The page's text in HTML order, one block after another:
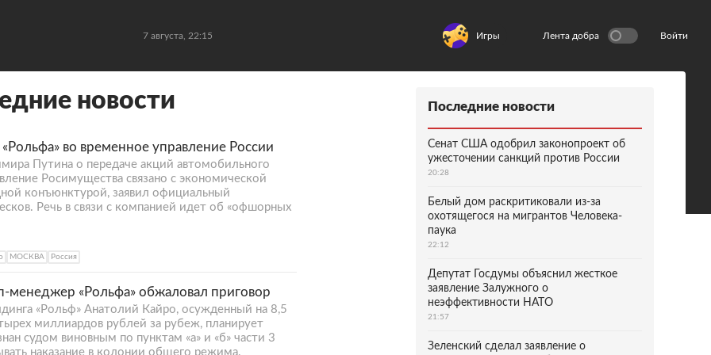
7 августа, 22:15 Игры Лента добра Войти
новости
во временное управление России
Путина о передаче акций автомобильного
Росимущества связано с экономической
конъюнктурой, заявил официальный
Речь в связи с компанией идет об «офшорных
МОСКВА Россия
менеджер «Рольфа» обжаловал приговор
«Рольф» Анатолий Кайро, осужденный на 8,5
миллиардов рублей за рубеж, планирует
судом виновным по пунктам «а» и «б» части 3
наказание в колонии общего режима.
Последние новости
Сенат США одобрил законопроект об
ужесточении санкций против России
20:28
Белый дом раскритиковали из-за
охотящегося на мигрантов Человека-
паука
22:12
Депутат Госдумы объяснил жесткое
заявление Залужного о
неэффективности НАТО
21:57
Зеленский сделал заявление о